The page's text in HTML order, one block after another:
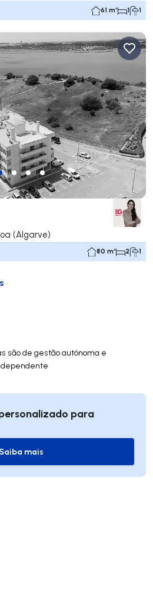
61 m² 1 1
(Algarve)
80 m² 2 1
são de gestão autónoma e
para
Saiba mais
Saiba mais